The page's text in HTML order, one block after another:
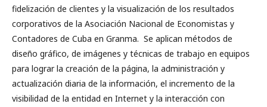
fidelización de clientes y la visualización de los resultados
corporativos de la Asociación Nacional de Economistas y
Contadores de Cuba en Granma. Se aplican métodos de
diseño gráfico, de imágenes y técnicas de trabajo en equipos
para lograr la creación de la página, la administración y
actualización diaria de la información, el incremento de la
visibilidad de la entidad en Internet y la interacción con